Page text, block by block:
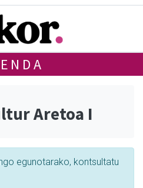
Aretoa I
egunotarako, kontsultatu